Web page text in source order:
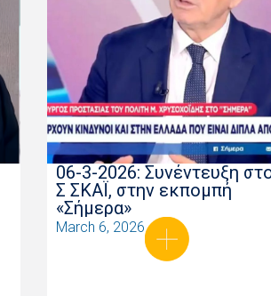
06-3-2026: Συνέντευξη
Σ ΣΚΑΪ, στην εκπομπή
«Σήμερα»
March 6, 2026